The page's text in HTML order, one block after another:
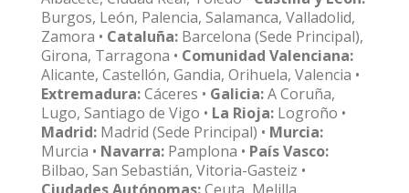
Burgos, León, Palencia, Salamanca, Valladolid,
Zamora • Cataluña: Barcelona (Sede Principal),
Girona, Tarragona • Comunidad Valenciana:
Alicante, Castellón, Gandia, Orihuela, Valencia •
Extremadura:Cáceres • Galicia:A Coruña,
Lugo, Santiago de Vigo • La Rioja: Logroño •
Madrid: Madrid (Sede Principal) • Murcia:
Murcia • Navarra: Pamplona • País Vasco:
Bilbao, San Sebastián, Vitoria-Gasteiz •